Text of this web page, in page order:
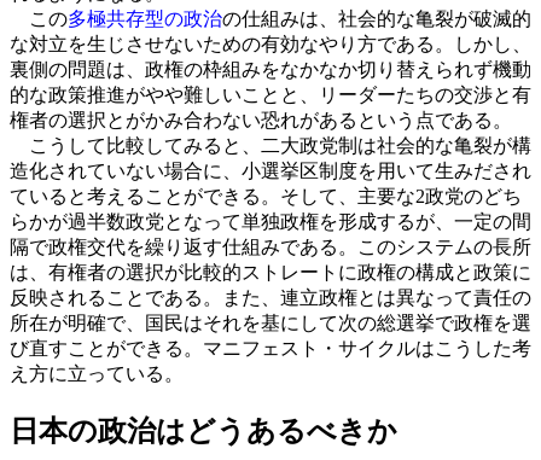
この多極共存型の政治の仕組みは、社会的な亀裂が破滅的
な対立を生じさせないための有効なやり方である。しかし、
裏側の問題は、政権の枠組みをなかなか切り替えられず機動
的な政策推進がやや難しいことと、リーダーたちの交渉と有
権者の選択とがかみ合わない恐れがあるという点である。
こうして比較してみると、二大政党制は社会的な亀裂が構
造化されていない場合に、小選挙区制度を用いて生みだされ
ていると考えることができる。そして、主要な2政党のどち
らかが過半数政党となって単独政権を形成するが、一定の間
隔で政権交代を繰り返す仕組みである。このシステムの長所
は、有権者の選択が比較的ストレートに政権の構成と政策に
反映されることである。また、連立政権とは異なって責任の
所在が明確で、国民はそれを基にして次の総選挙で政権を選
び直すことができる。マニフェスト・サイクルはこうした考
え方に立っている。
日本の政治はどうあるべきか